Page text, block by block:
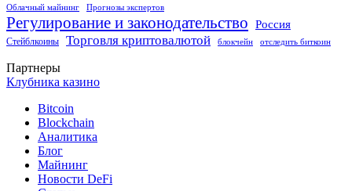
Облачный майнинг Прогнозы экспертов
Регулирование и законодательство Россия
Стейблкоины Торговля криптовалютой блокчейн отследить биткоин
Партнеры
Клубника казино
Bitcoin
Blockchain
Аналитика
Блог
Майнинг
Новости DeFi